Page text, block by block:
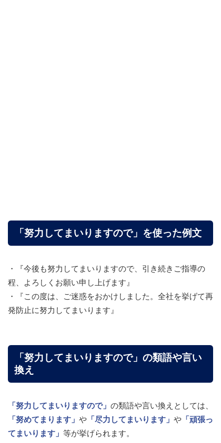
「努力してまいりますので」を使った例文
・『今後も努力してまいりますので、引き続きご指導の
程、よろしくお願い申し上げます』
・『この度は、ご迷惑をおかけしました。全社を挙げて再
発防止に努力してまいります』
「努力してまいりますので」の類語や言い
換え
「努力してまいりますので」 の類語や言い換えとしては、
「努めてまります」 や 「尽力してまいります」 や 「頑張っ
てまいります」 等が挙げられます。